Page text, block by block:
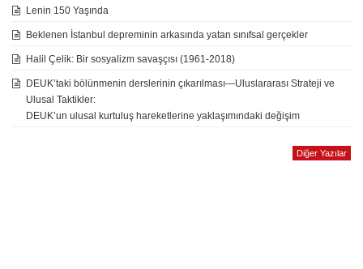
Lenin 150 Yaşında
Beklenen İstanbul depreminin arkasında yatan sınıfsal gerçekler
Halil Çelik: Bir sosyalizm savaşçısı (1961-2018)
DEUK’taki bölünmenin derslerinin çıkarılması—Uluslararası Strateji ve
Ulusal Taktikler:
DEUK’un ulusal kurtuluş hareketlerine yaklaşımındaki değişim
Diğer Yazılar